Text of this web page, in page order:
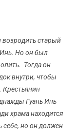
возродить старый
Инь. Но он был
Тогда он
внутри, чтобы
Крестьянин
Гуань Инь
храма находится
себе, но он должен